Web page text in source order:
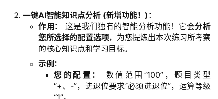
一键AI智能知识点分析 (新增功能！)：
作用：
这是我们独有的智能分析功能！它会分析
您所选择的配置选项，为您提炼出本次练习所考察
的核心知识点和学习目标。
示例：
您的配置：
数值范围“100”，题目类型
“+、-”，进退位要求“必须进退位”，运算等级